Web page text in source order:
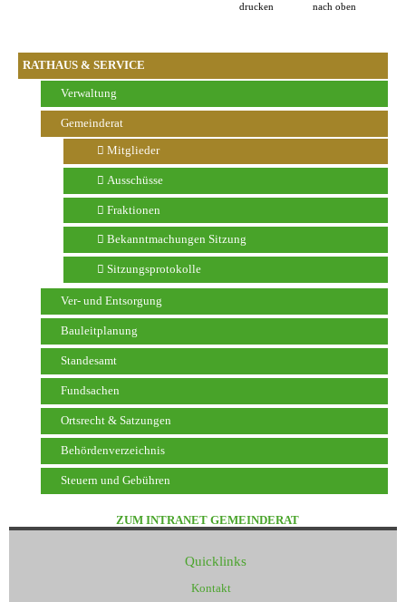
RATHAUS & SERVICE
Verwaltung
Gemeinderat
Mitglieder
Ausschüsse
Fraktionen
Bekanntmachungen Sitzung
Sitzungsprotokolle
Ver- und Entsorgung
Bauleitplanung
Standesamt
Fundsachen
Ortsrecht & Satzungen
Behördenverzeichnis
Steuern und Gebühren
drucken nach oben
ZUM INTRANET GEMEINDERAT
Quicklinks
Kontakt